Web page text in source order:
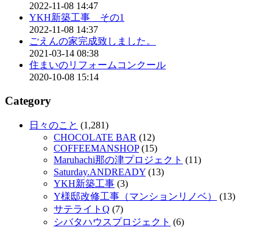
2022-11-08 14:47
YKH新築工事 その1
2022-11-08 14:37
ごえんの家完成致しました。
2021-03-14 08:38
住まいのリフォームコンクール
2020-10-08 15:14
Category
日々のこと (1,281)
CHOCOLATE BAR (12)
COFFEEMANSHOP(15)
Maruhachi那の津プロジェクト (11)
Saturday.ANDREADY (13)
YKH新築工事 (3)
Y様邸改修工事（マンションリノベ）
(13)
サテライトQ (7)
シバタハウスプロジェクト (6)